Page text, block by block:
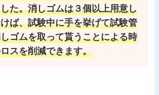
た。消しゴムは３個以上用意し
ば、試験中に手を挙げて試験管
ゴムを取って貰うことによる時
スを削減できます。